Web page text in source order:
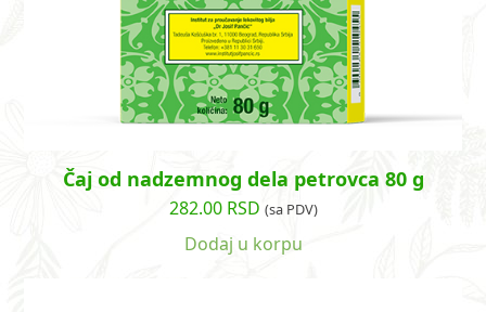
Čaj od nadzemnog dela petrovca 80 g
282.00 RSD (sa PDV)
Dodaj u korpu